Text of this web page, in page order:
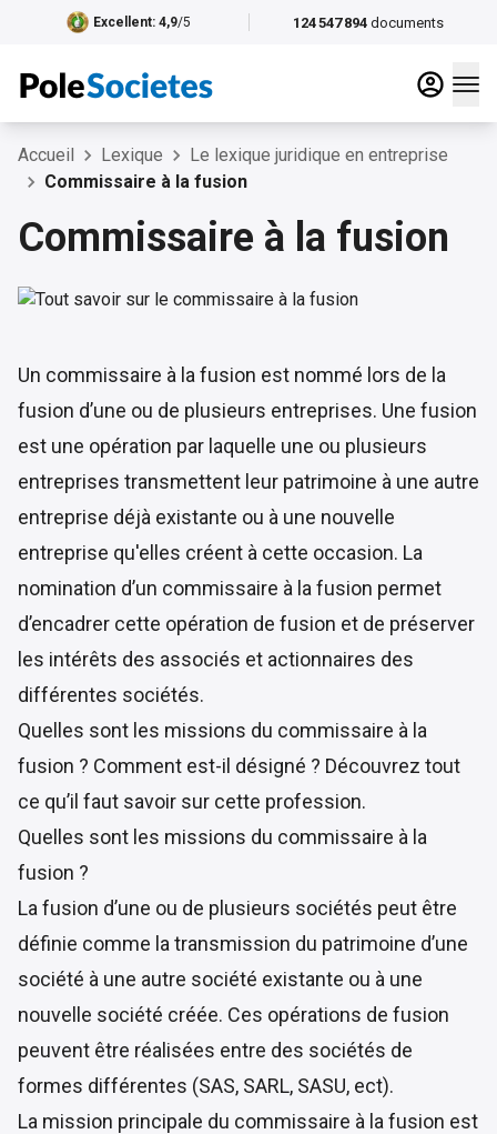
124 547 894 documents
Excellent: 4,9/5
Accueil Lexique
Le lexique juridique en entreprise
Commissaire à la fusion
Commissaire à la fusion
Un commissaire à la fusion est nommé lors de la
fusion d’une ou de plusieurs entreprises. Une fusion
est une opération par laquelle une ou plusieurs
entreprises transmettent leur patrimoine à une autre
entreprise déjà existante ou à une nouvelle
entreprise qu'elles créent à cette occasion. La
nomination d’un commissaire à la fusion permet
d’encadrer cette opération de fusion et de préserver
les intérêts des associés et actionnaires des
différentes sociétés.
Quelles sont les missions du commissaire à la
fusion ? Comment est-il désigné ? Découvrez tout
ce qu’il faut savoir sur cette profession.
Quelles sont les missions du commissaire à la
fusion ?
La fusion d’une ou de plusieurs sociétés peut être
définie comme la transmission du patrimoine d’une
société à une autre société existante ou à une
nouvelle société créée. Ces opérations de fusion
peuvent être réalisées entre des sociétés de
formes différentes (SAS, SARL, SASU, ect).
La mission principale du commissaire à la fusion est